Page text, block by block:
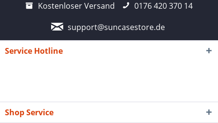
Kostenloser Versand
0176 420 370 14
support@suncasestore.de
Service Hotline
Shop Service